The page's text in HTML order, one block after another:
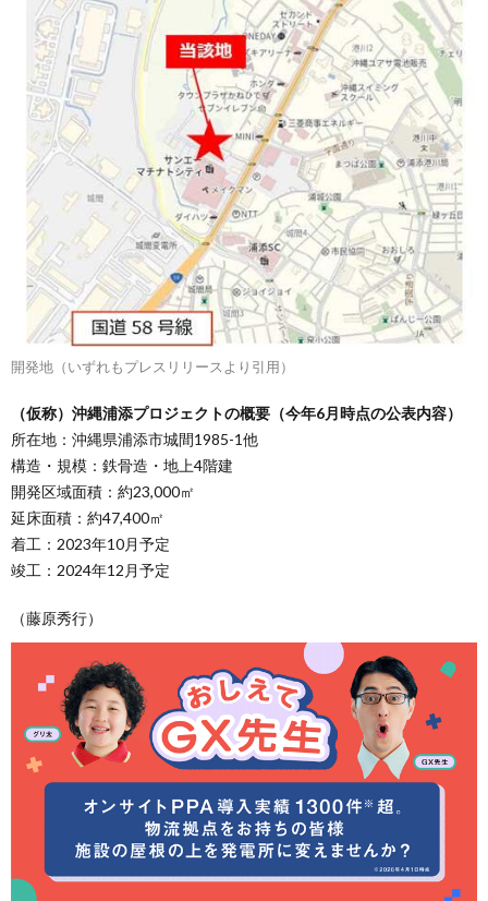
開発地（いずれもプレスリリースより引用）
（仮称）沖縄浦添プロジェクトの概要（今年6月時点の公表内容）
所在地：沖縄県浦添市城間1985-1他
構造・規模：鉄骨造・地上4階建
開発区域面積：約23,000㎡
延床面積：約47,400㎡
着工：2023年10月予定
竣工：2024年12月予定
（藤原秀行）